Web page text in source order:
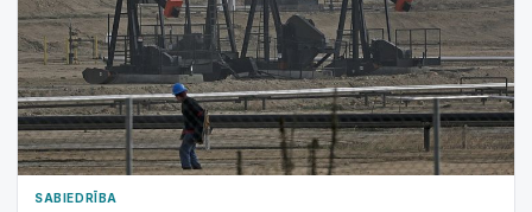
SABIEDRĪBA